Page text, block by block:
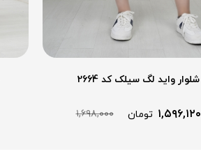
شلوار واید لگ سیلک کد 2664
۱,۵۹۶,۱۲۰ تومان ۱,۶۹۸,۰۰۰